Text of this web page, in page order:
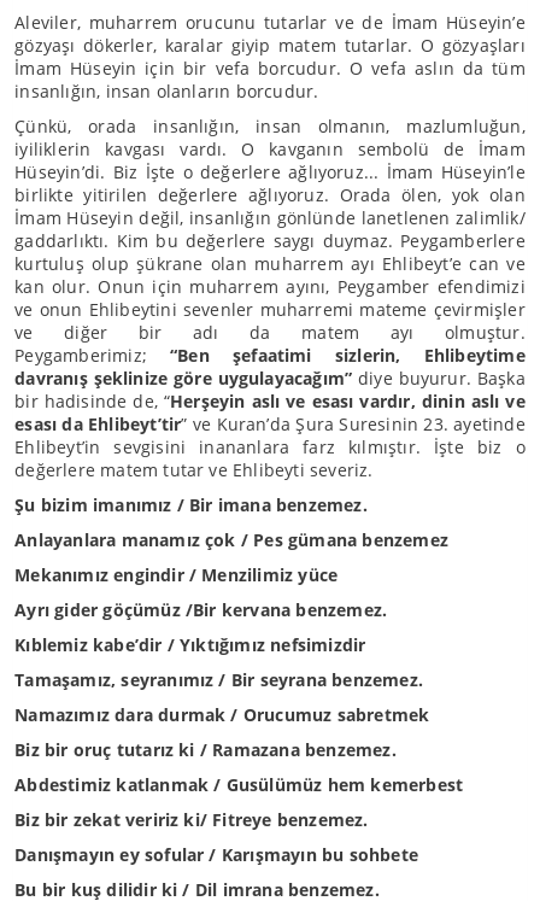
Aleviler, muharrem orucunu tutarlar ve de İmam Hüseyin’e
gözyaşı dökerler, karalar giyip matem tutarlar. O gözyaşları
İmam Hüseyin için bir vefa borcudur. O vefa aslın da tüm
insanlığın, insan olanların borcudur.
Çünkü, orada insanlığın, insan olmanın, mazlumluğun,
iyiliklerin kavgası vardı. O kavganın sembolü de İmam
Hüseyin’di. Biz İşte o değerlere ağlıyoruz... İmam Hüseyin’le
birlikte yitirilen değerlere ağlıyoruz. Orada ölen, yok olan
İmam Hüseyin değil, insanlığın gönlünde lanetlenen zalimlik/
gaddarlıktı. Kim bu değerlere saygı duymaz. Peygamberlere
kurtuluş olup şükrane olan muharrem ayı Ehlibeyt’e can ve
kan olur. Onun için muharrem ayını, Peygamber efendimizi
ve onun Ehlibeytini sevenler muharremi mateme çevirmişler
ve diğer bir adı da matem ayı olmuştur.
Peygamberimiz;“Ben şefaatimi sizlerin, Ehlibeytime
davranış şeklinize göre uygulayacağım” diye buyurur. Başka
bir hadisinde de, “Herşeyin aslı ve esası vardır, dinin aslı ve
esası da Ehlibeyt’tir” ve Kuran’da Şura Suresinin 23. ayetinde
Ehlibeyt’in sevgisini inananlara farz kılmıştır. İşte biz o
değerlere matem tutar ve Ehlibeyti severiz.
Şu bizim imanımız / Bir imana benzemez.
Anlayanlara manamız çok / Pes gümana benzemez
Mekanımız engindir / Menzilimiz yüce
Ayrı gider göçümüz /Bir kervana benzemez.
Kıblemiz kabe’dir / Yıktığımız nefsimizdir
Tamaşamız, seyranımız / Bir seyrana benzemez.
Namazımız dara durmak / Orucumuz sabretmek
Biz bir oruç tutarız ki / Ramazana benzemez.
Abdestimiz katlanmak / Gusülümüz hem kemerbest
Biz bir zekat veririz ki/ Fitreye benzemez.
Danışmayın ey sofular / Karışmayın bu sohbete
Bu bir kuş dilidir ki / Dil imrana benzemez.